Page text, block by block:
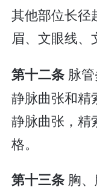
其他部位长径
眉、文眼线、
第十二条 脉
静脉曲张和精
静脉曲张，精
格。
第十三条 胸